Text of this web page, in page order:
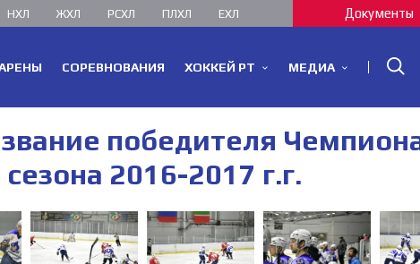
НХЛ ЖХЛ РСХЛ ПЛХЛ ЕХЛ Документы
СОРЕВНОВАНИЯ ХОККЕЙ РТ МЕДИА
победителя
2016-2017 г.г.